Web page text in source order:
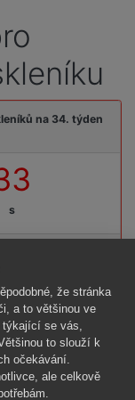
na 34. týden
s
že stránka
a to většinou ve
týkající se vás,
to slouží k
očekávání.
ale celkově